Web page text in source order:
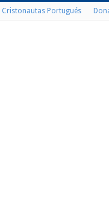
Cristonautas Portugués